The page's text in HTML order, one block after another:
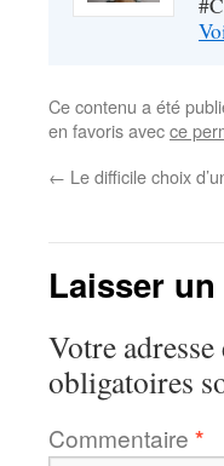
Ce contenu a été
en favoris avecce
← Le difficile choix
Laisser
Votre
obligatoires
Commentaire *